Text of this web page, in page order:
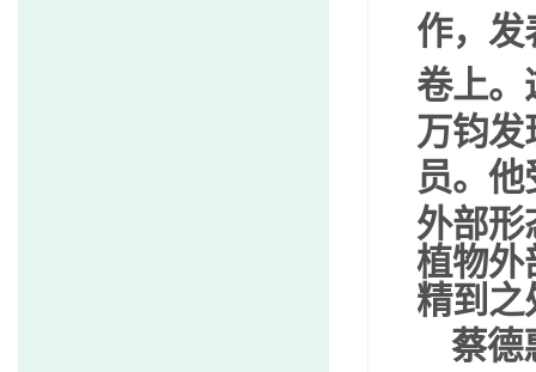
作，发
卷上。
万钧发
员。
外部形
植物外
精到之
蔡德